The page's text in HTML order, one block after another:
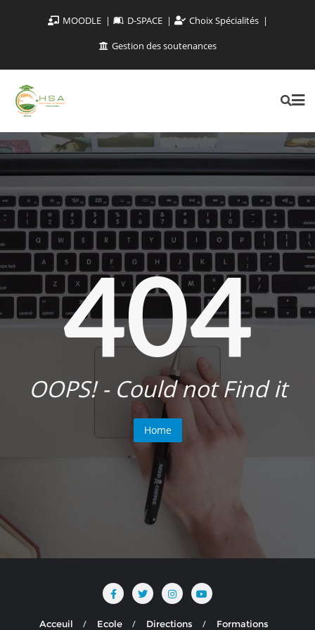
MOODLE D-SPACE
Choix Spécialités
Gestion des soutenances
404
OOPS! - Could not Find it
Home
Acceuil Ecole Directions Formations